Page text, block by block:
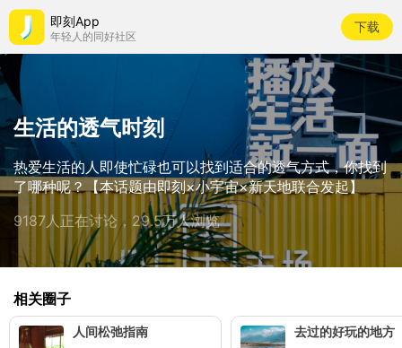
即刻App
年轻人的同好社区
下载
生活的透气时刻
热爱生活的人即使忙碌也可以找到适合的透气方式，你找到
了哪种呢？【本话题由即刻×小宇宙×新天地联合发起】
9187人正在讨论，29.5万人浏览
相关圈子
人间松弛指南 去过的好玩的地方